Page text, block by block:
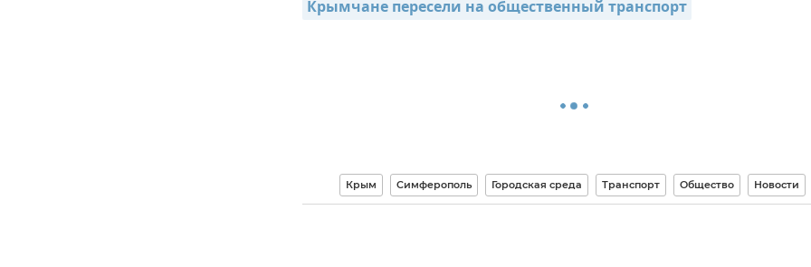
Крымчане пересели на общественный транспорт
Крым Симферополь Городская среда Транспорт Общество Новости